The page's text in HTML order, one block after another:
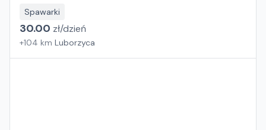
Spawarki
30.00 zł/dzień
+104 km Luborzyca